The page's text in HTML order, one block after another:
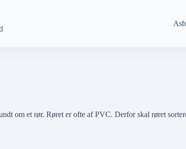
om et rør. Røret er ofte af PVC. Derfor skal røret